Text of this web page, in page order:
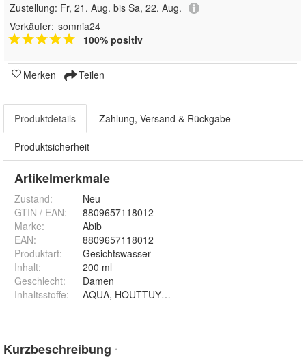
Zustellung: Fr, 21. Aug. bis Sa, 22. Aug.
Verkäufer: somnia24
100% positiv
Merken Teilen
Produktdetails Zahlung, Versand & Rückgabe
Produktsicherheit
Artikelmerkmale
Zustand:
Neu
GTIN / EAN:
8809657118012
Marke:
Abib
EAN:
8809657118012
Produktart:
Gesichtswasser
Inhalt:
200 ml
Geschlecht:
Damen
Inhaltsstoffe: AQUA, HOUTTUYNIA CORDATA EXTRACT,
Kurzbeschreibung *